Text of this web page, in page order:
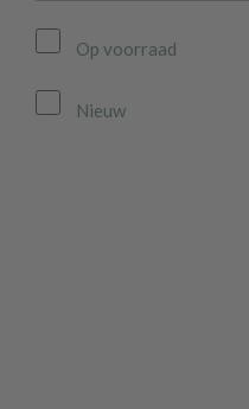
Op voorraad
Nieuw